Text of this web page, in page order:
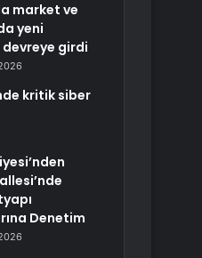
market ve
yeni
girdi
kritik siber
Denetim